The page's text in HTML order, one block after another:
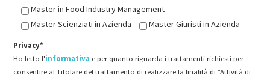
Master in Food Industry Management
Master Scienziati in Azienda
Master Giuristi in Azienda
Privacy*
Ho letto l'informativa e per quanto riguarda i trattamenti richiesti per
consentire al Titolare del trattamento di realizzare la finalità di “Attività di